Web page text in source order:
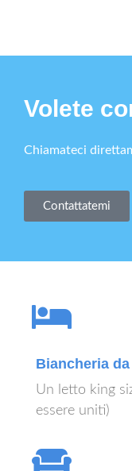
Volete
Chiamateci
Contattatemi
Biancheria
Un letto king
essere uniti)